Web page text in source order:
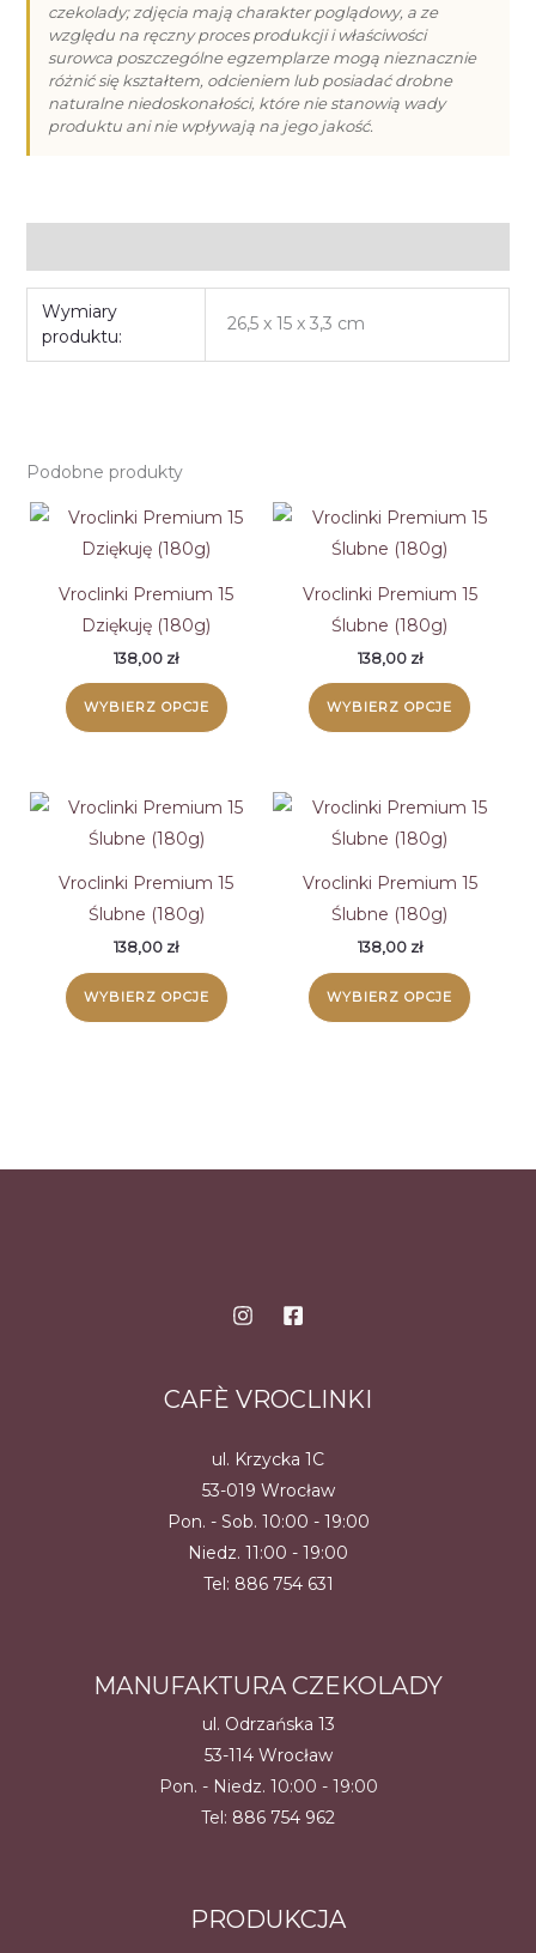
czekolady; zdjęcia mają charakter poglądowy, a ze
względu na ręczny proces produkcji i właściwości
surowca poszczególne egzemplarze mogą nieznacznie
różnić się kształtem, odcieniem lub posiadać drobne
naturalne niedoskonałości, które nie stanowią wady
produktu ani nie wpływają na jego jakość.
Wymiary
produktu:
26,5 x 15 x 3,3 cm
Podobne produkty
Vroclinki Premium 15
Dziękuję (180g)
138,00 zł
WYBIERZ OPCJE
Vroclinki Premium 15
Ślubne (180g)
138,00 zł
WYBIERZ OPCJE
Vroclinki Premium 15
Ślubne (180g)
138,00 zł
WYBIERZ OPCJE
Vroclinki Premium 15
Ślubne (180g)
138,00 zł
WYBIERZ OPCJE
CAFÈ VROCLINKI
ul. Krzycka 1C
53-019 Wrocław
Pon. - Sob. 10:00 - 19:00
Niedz. 11:00 - 19:00
Tel: 886 754 631
MANUFAKTURA CZEKOLADY
ul. Odrzańska 13
53-114 Wrocław
Pon. - Niedz. 10:00 - 19:00
Tel: 886 754 962
PRODUKCJA